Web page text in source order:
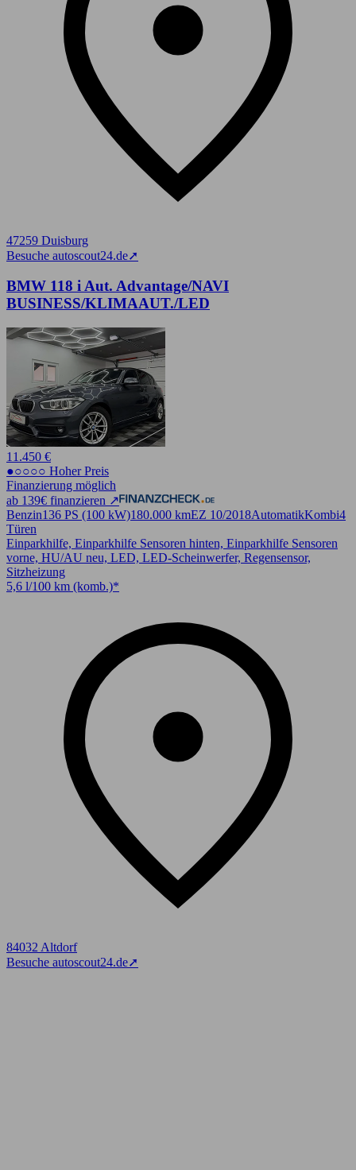
47259 Duisburg
Besuche autoscout24.de➚
BMW 118 i Aut. Advantage/NAVI
BUSINESS/KLIMAAUT./LED
11.450 €
●○○○○ Hoher Preis
Finanzierung möglich
ab 139€ finanzieren ↗
Benzin136 PS (100 kW)180.000 kmEZ 10/2018AutomatikKombi4
Türen
Einparkhilfe, Einparkhilfe Sensoren hinten, Einparkhilfe Sensoren
vorne, HU/AU neu, LED, LED-Scheinwerfer, Regensensor,
Sitzheizung
5,6 l/100 km (komb.)*
84032 Altdorf
Besuche autoscout24.de➚